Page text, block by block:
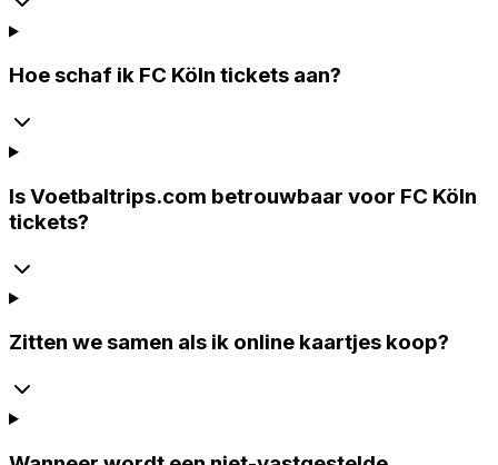
Hoe schaf ik FC Köln tickets aan?
Is Voetbaltrips.com betrouwbaar voor FC Köln
tickets?
Zitten we samen als ik online kaartjes koop?